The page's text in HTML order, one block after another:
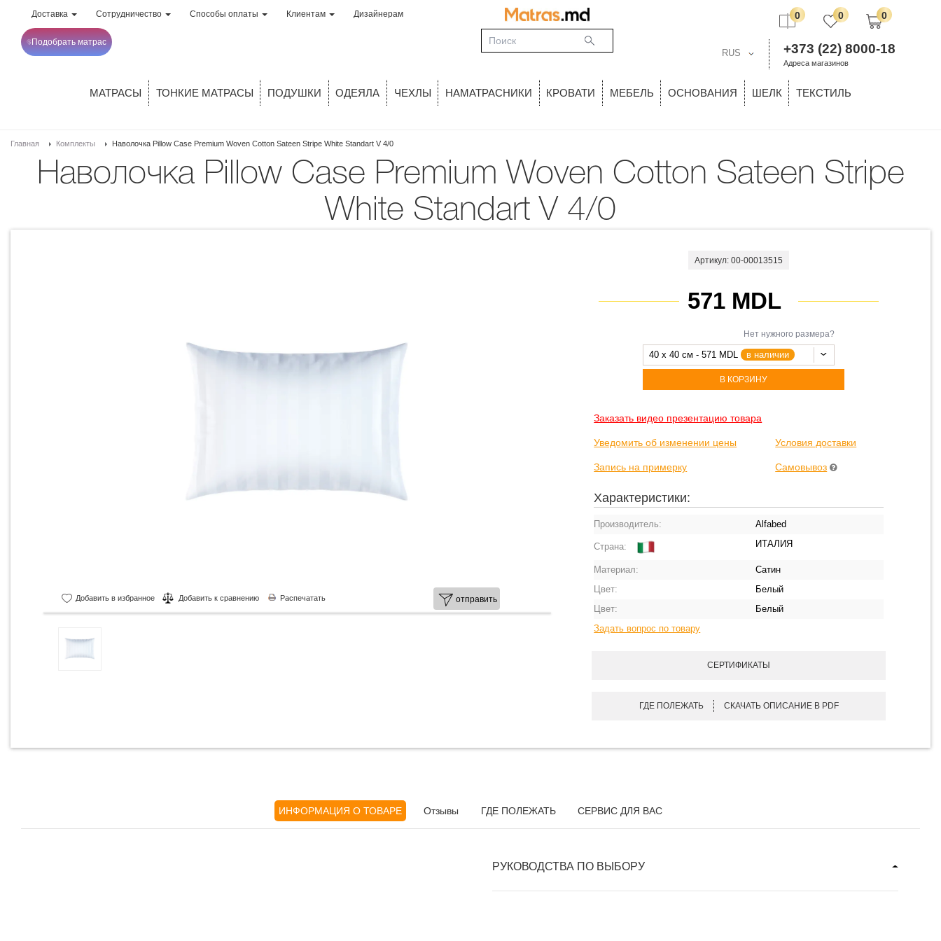
Доставка Сотрудничество Способы оплаты Клиентам Дизайнерам
Подобрать матрас
0
0
0
+373 (22) 8000-18
Адреса магазинов
RUS
МАТРАСЫ ТОНКИЕ МАТРАСЫ ПОДУШКИ ОДЕЯЛА ЧЕХЛЫ НАМАТРАСНИКИ КРОВАТИ МЕБЕЛЬ ОСНОВАНИЯ ШЕЛК ТЕКСТИЛЬ
Главная Комплекты Наволочка Pillow Case Premium Woven Cotton Sateen Stripe White Standart V 4/0
Наволочка Pillow Case Premium Woven Cotton Sateen Stripe
White Standart V 4/0
отправить
Добавить в избранное Добавить к сравнению Распечатать
Артикул: 00-00013515
571 MDL
Нет нужного размера?
40 x 40 см - 571 MDL в наличии
В КОРЗИНУ
Заказать видео презентацию товара
Уведомить об изменении цены Условия доставки
Запись на примерку Самовывоз
Характеристики:
Производитель: Alfabed
Страна: ИТАЛИЯ
Материал:
Сатин
Цвет:
Белый
Цвет:
Белый
Задать вопрос по товару
СЕРТИФИКАТЫ
ГДЕ ПОЛЕЖАТЬ СКАЧАТЬ ОПИСАНИЕ В PDF
ИНФОРМАЦИЯ О ТОВАРЕ Отзывы ГДЕ ПОЛЕЖАТЬ СЕРВИС ДЛЯ ВАС
РУКОВОДСТВА ПО ВЫБОРУ